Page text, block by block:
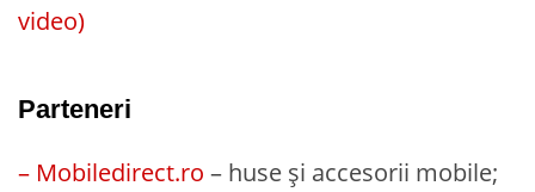
video)
Parteneri
– Mobiledirect.ro – huse și accesorii mobile;